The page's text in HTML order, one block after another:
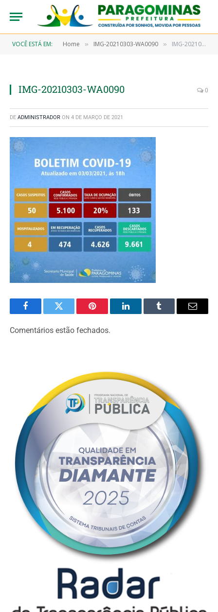
VOCÊ ESTÁ EM: Home » IMG-20210303-WA0090 » IMG-20210303-WA0090
IMG-20210303-WA0090 0
DE ADMINISTRADOR ON 4 DE MARÇO DE 2021
FacebookTwitter Pinterest LinkedInTumblr Email
Comentários estão fechados.